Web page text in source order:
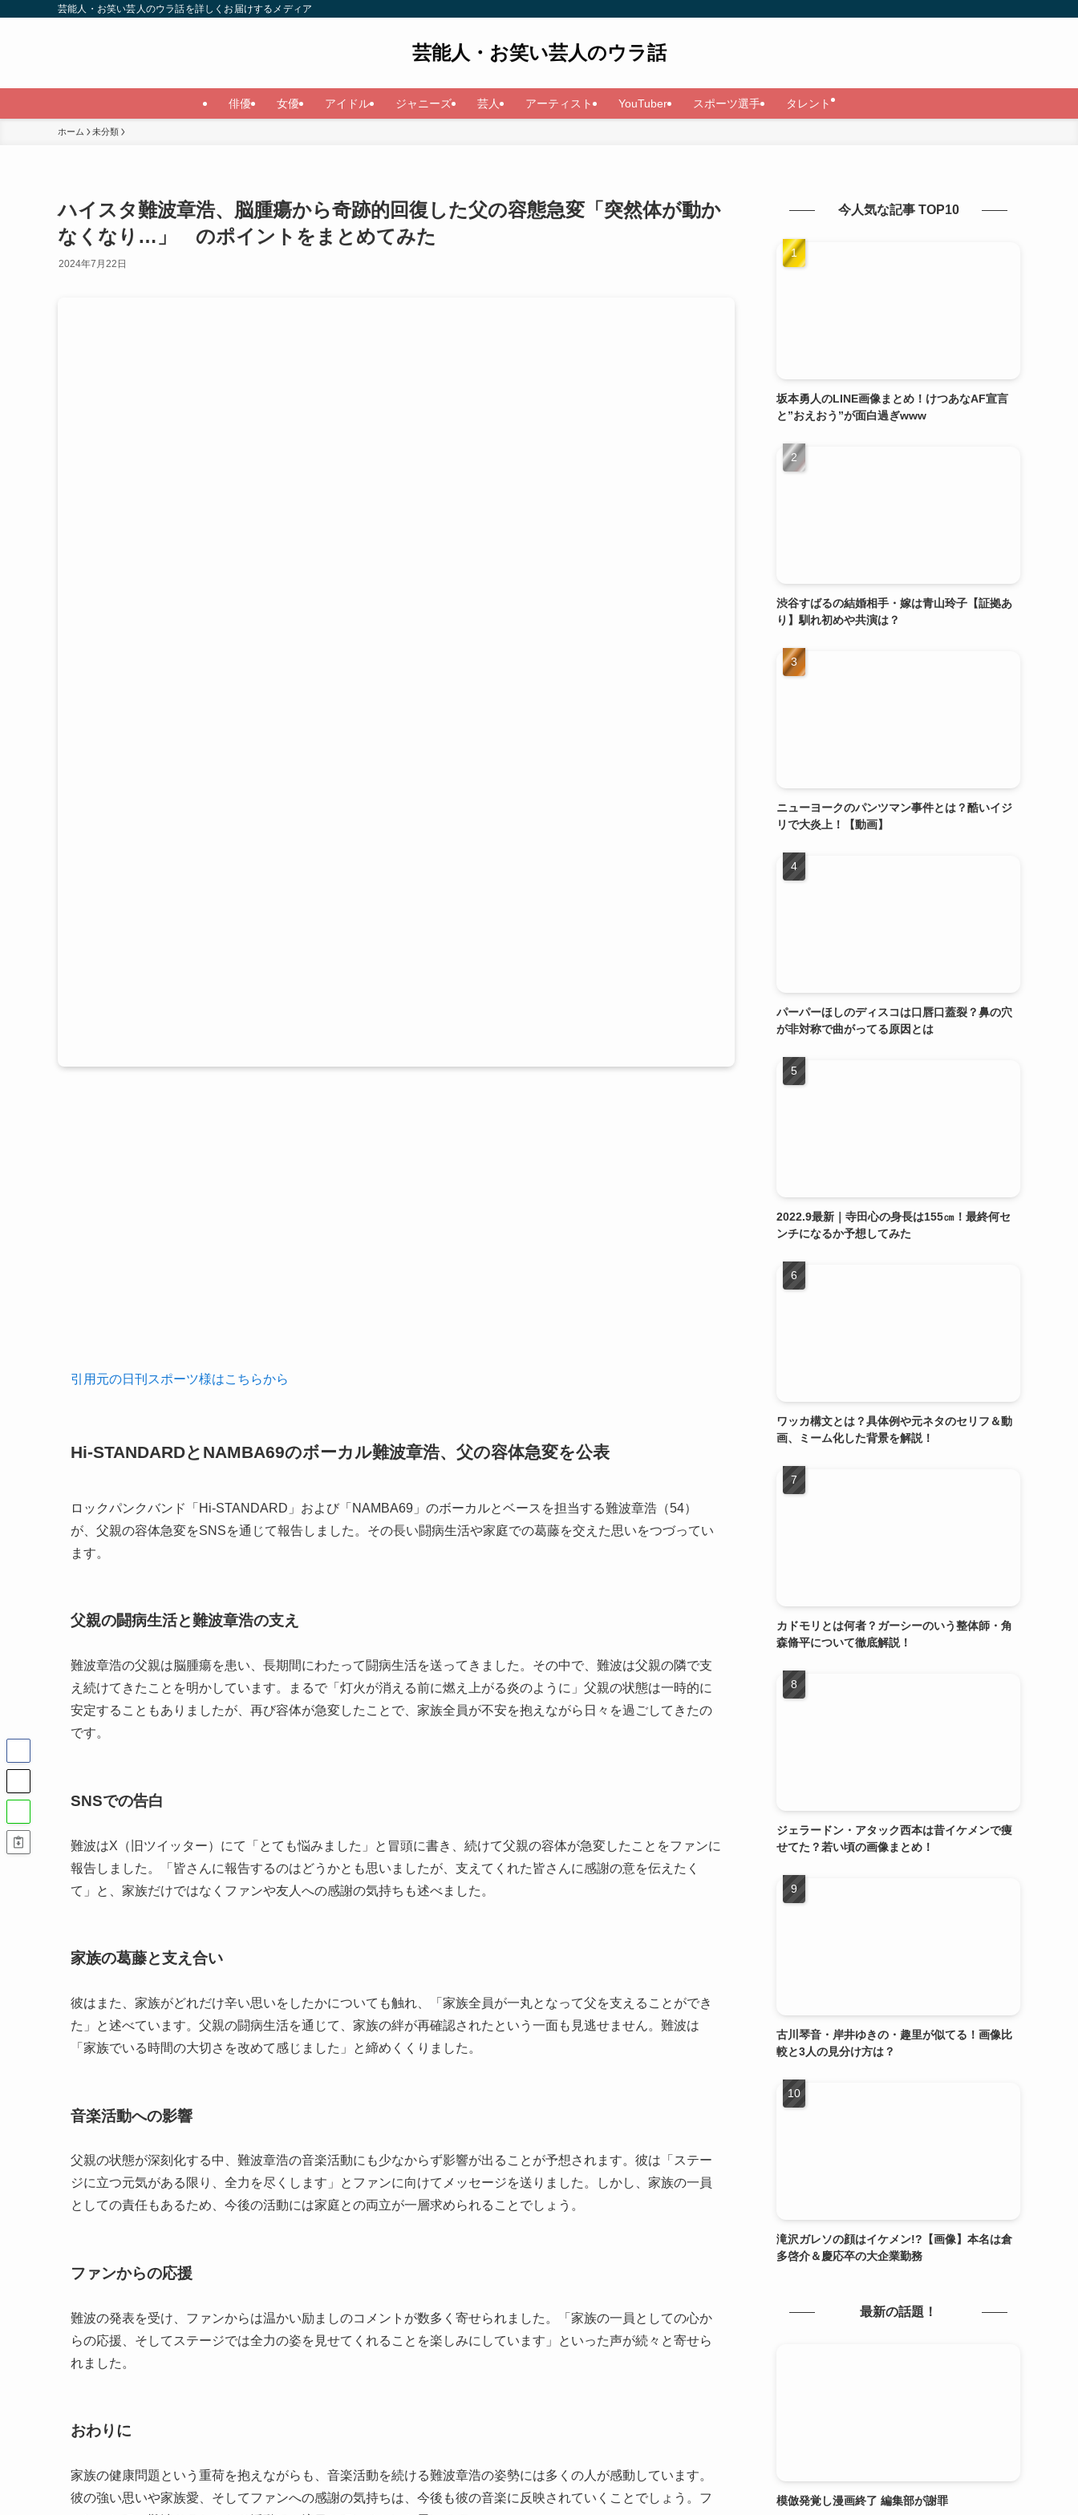
芸能人・お笑い芸人のウラ話を詳しくお届けするメディア
芸能人・お笑い芸人のウラ話
俳優 女優 アイドル ジャニーズ 芸人 アーティスト YouTuber スポーツ選手 タレント
ホーム 未分類
ハイスタ難波章浩、脳腫瘍から奇跡的回復した父の容態急変「突然体が動か
なくなり…」 のポイントをまとめてみた
2024年7月22日
引用元の日刊スポーツ様はこちらから
Hi-STANDARDとNAMBA69のボーカル難波章浩、父の容体急変を公表
ロックパンクバンド「Hi-STANDARD」および「NAMBA69」のボーカルとベースを担当する難波章浩（54）
が、父親の容体急変をSNSを通じて報告しました。その長い闘病生活や家庭での葛藤を交えた思いをつづってい
ます。
父親の闘病生活と難波章浩の支え
難波章浩の父親は脳腫瘍を患い、長期間にわたって闘病生活を送ってきました。その中で、難波は父親の隣で支
え続けてきたことを明かしています。まるで「灯火が消える前に燃え上がる炎のように」父親の状態は一時的に
安定することもありましたが、再び容体が急変したことで、家族全員が不安を抱えながら日々を過ごしてきたの
です。
SNSでの告白
難波はX（旧ツイッター）にて「とても悩みました」と冒頭に書き、続けて父親の容体が急変したことをファンに
報告しました。「皆さんに報告するのはどうかとも思いましたが、支えてくれた皆さんに感謝の意を伝えたく
て」と、家族だけではなくファンや友人への感謝の気持ちも述べました。
家族の葛藤と支え合い
彼はまた、家族がどれだけ辛い思いをしたかについても触れ、「家族全員が一丸となって父を支えることができ
た」と述べています。父親の闘病生活を通じて、家族の絆が再確認されたという一面も見逃せません。難波は
「家族でいる時間の大切さを改めて感じました」と締めくくりました。
音楽活動への影響
父親の状態が深刻化する中、難波章浩の音楽活動にも少なからず影響が出ることが予想されます。彼は「ステー
ジに立つ元気がある限り、全力を尽くします」とファンに向けてメッセージを送りました。しかし、家族の一員
としての責任もあるため、今後の活動には家庭との両立が一層求められることでしょう。
ファンからの応援
難波の発表を受け、ファンからは温かい励ましのコメントが数多く寄せられました。「家族の一員としての心か
らの応援、そしてステージでは全力の姿を見せてくれることを楽しみにしています」といった声が続々と寄せら
れました。
おわりに
家族の健康問題という重荷を抱えながらも、音楽活動を続ける難波章浩の姿勢には多くの人が感動しています。
彼の強い思いや家族愛、そしてファンへの感謝の気持ちは、今後も彼の音楽に反映されていくことでしょう。フ
今人気な記事 TOP10
坂本勇人のLINE画像まとめ！けつあなAF宣言
と”おえおう”が面白過ぎwww
渋谷すばるの結婚相手・嫁は青山玲子【証拠あ
り】馴れ初めや共演は？
ニューヨークのパンツマン事件とは？酷いイジ
リで大炎上！【動画】
パーパーほしのディスコは口唇口蓋裂？鼻の穴
が非対称で曲がってる原因とは
2022.9最新｜寺田心の身長は155㎝！最終何セ
ンチになるか予想してみた
ワッカ構文とは？具体例や元ネタのセリフ＆動
画、ミーム化した背景を解説！
カドモリとは何者？ガーシーのいう整体師・角
森脩平について徹底解説！
ジェラードン・アタック西本は昔イケメンで痩
せてた？若い頃の画像まとめ！
古川琴音・岸井ゆきの・趣里が似てる！画像比
較と3人の見分け方は？
滝沢ガレソの顔はイケメン!?【画像】本名は倉
多啓介＆慶応卒の大企業勤務
最新の話題！
模倣発覚し漫画終了 編集部が謝罪